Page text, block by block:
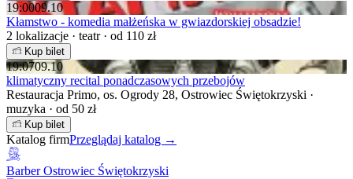
19:0009.10
Kłamstwo - komedia małżeńska w gwiazdorskiej obsadzie!
2 lokalizacje · teatr · od 110 zł
Kup bilet
19:0709.10
klimatyczny recital ponadczasowych przebojów
Restauracja Primo, os. Ogrody 28, Ostrowiec Świętokrzyski ·
muzyka · od 50 zł
Kup bilet
Katalog firmPrzeglądaj katalog →
Barber Ostrowiec Świętokrzyski